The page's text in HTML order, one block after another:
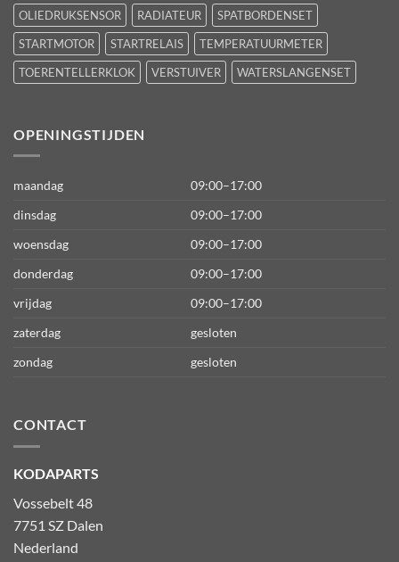
OLIEDRUKSENSOR
RADIATEUR
SPATBORDENSET
STARTMOTOR
STARTRELAIS
TEMPERATUURMETER
TOERENTELLERKLOK
VERSTUIVER WATERSLANGENSET
OPENINGSTIJDEN
maandag
09:00–17:00
dinsdag
09:00–17:00
woensdag
09:00–17:00
donderdag
09:00–17:00
vrijdag
09:00–17:00
zaterdag
gesloten
zondag
gesloten
CONTACT
KODAPARTS
Vossebelt 48
7751 SZ Dalen
Nederland